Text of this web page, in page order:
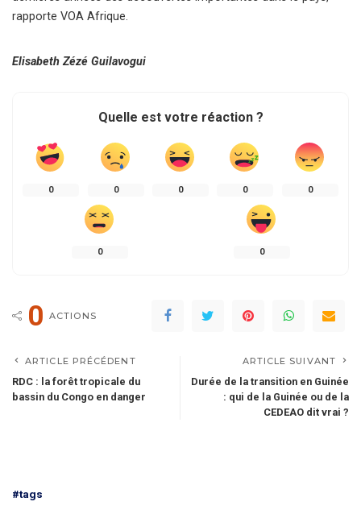
rapporte VOA Afrique.
Elisabeth Zézé Guilavogui
Quelle est votre réaction ?
0 0 0 0 0
0 0
0 ACTIONS
ARTICLE PRÉCÉDENT
RDC : la forêt tropicale du
bassin du Congo en danger
ARTICLE SUIVANT
Durée de la transition en Guinée
: qui de la Guinée ou de la
CEDEAO dit vrai ?
#tags